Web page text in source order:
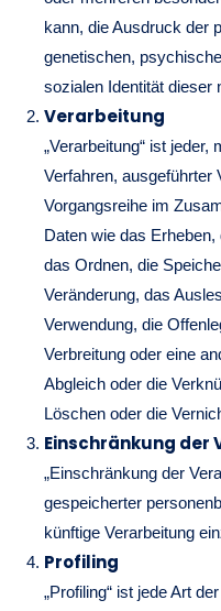
kann, die Ausdruck der
genetischen,
sozialen Identität dieser
Verarbeitung
„Verarbeitung“ ist
Verfahren, ausgeführter
Vorgangsreihe im
Daten wie das
das Ordnen, die
Veränderung, das
Verwendung, die
Verbreitung oder eine
Abgleich oder die
Löschen oder die
Einschränkung der
„Einschränkung der
gespeicherter
künftige Verarbeitung
Profiling
„Profiling“ ist jede Art